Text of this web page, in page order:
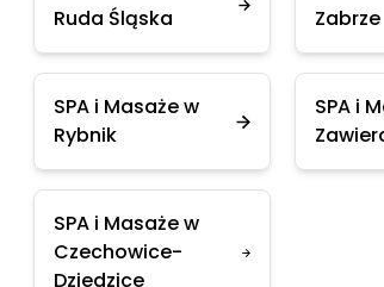
Ruda Śląska
Zabrze
SPA i Masaże w
Rybnik
SPA i
SPA i Masaże w
Czechowice-
Dziedzice